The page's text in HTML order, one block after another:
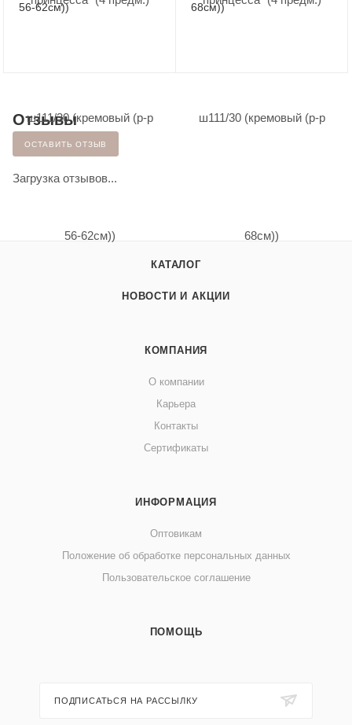
56-62см))
68см))
Отзывы
ОСТАВИТЬ ОТЗЫВ
Загрузка отзывов...
КАТАЛОГ
НОВОСТИ И АКЦИИ
КОМПАНИЯ
О компании
Карьера
Контакты
Сертификаты
ИНФОРМАЦИЯ
Оптовикам
Положение об обработке персональных данных
Пользовательское соглашение
ПОМОЩЬ
ПОДПИСАТЬСЯ НА РАССЫЛКУ